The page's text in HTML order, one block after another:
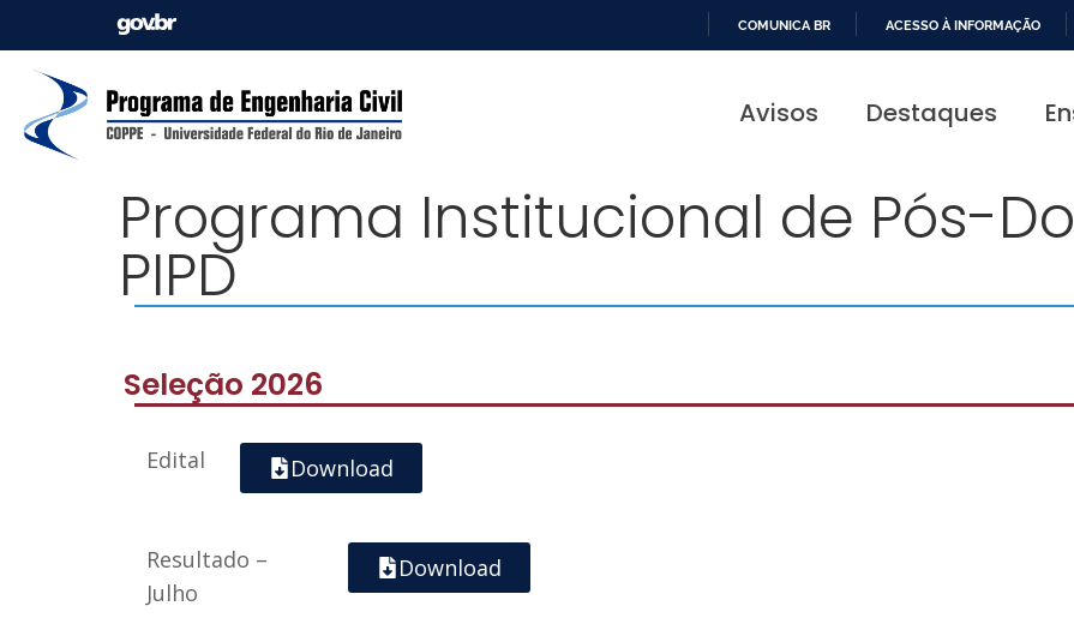
COMUNICA BR ACESSO À INFORMAÇÃO
Avisos Destaques
Programa Institucional de Pós-
PIPD
Seleção 2026
Edital Download
Resultado –
Julho
Download